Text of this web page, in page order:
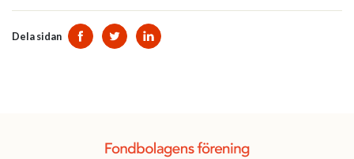
Dela sidan Dela sidan på Facebook
Dela sidan på Twitter
Dela sidan på Linkedin